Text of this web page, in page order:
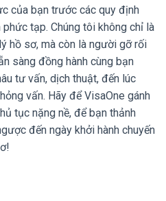
của bạn trước các quy định
phức tạp. Chúng tôi không chỉ là
hồ sơ, mà còn là người gỡ rối
sàng đồng hành cùng bạn
tư vấn, dịch thuật, đến lúc
vấn. Hãy để VisaOne gánh
tục nặng nề, để bạn thảnh
đến ngày khởi hành chuyến